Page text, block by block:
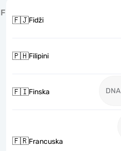
F
🇫🇯Fidži
🇵🇭Filipini
🇫🇮Finska DNA
🇫🇷Francuska